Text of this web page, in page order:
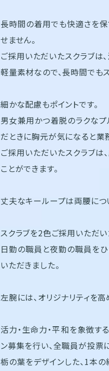
長時間の着用でも快適さを
せません。
ご採用いただいたスクラブは
軽量素材なので、長時間でも
細かな配慮もポイントです。
男女兼用かつ着脱のラクなプ
だときに胸元が気になると業
ご採用いただいたスクラブは
ことができます。
丈夫なキーループは両腰につ
スクラブを2色ご採用いただい
日勤の職員と夜勤の職員を
いただきました。
左腕には、オリジナリティを
活力・生命力・平和を象徴す
ン募集を行い、全職員が投票
栃の葉をデザインした、1本